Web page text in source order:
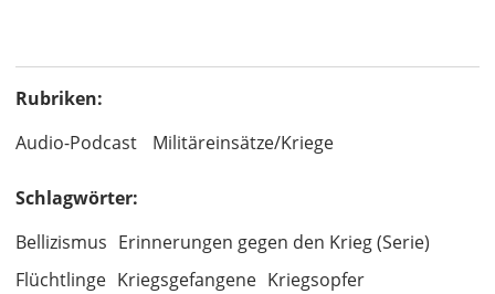
Rubriken:
Audio-Podcast
Militäreinsätze/Kriege
Schlagwörter:
Bellizismus Erinnerungen gegen den Krieg (Serie)
Flüchtlinge Kriegsgefangene Kriegsopfer